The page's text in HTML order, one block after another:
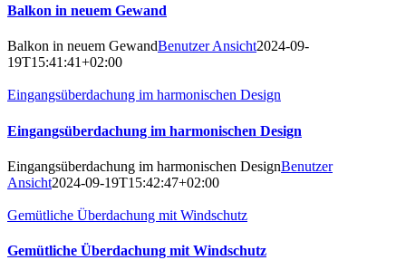
Balkon in neuem Gewand
Balkon in neuem GewandBenutzer Ansicht2024-09-
19T15:41:41+02:00
Eingangsüberdachung im harmonischen Design
Eingangsüberdachung im harmonischen Design
Eingangsüberdachung im harmonischen DesignBenutzer
Ansicht2024-09-19T15:42:47+02:00
Gemütliche Überdachung mit Windschutz
Gemütliche Überdachung mit Windschutz